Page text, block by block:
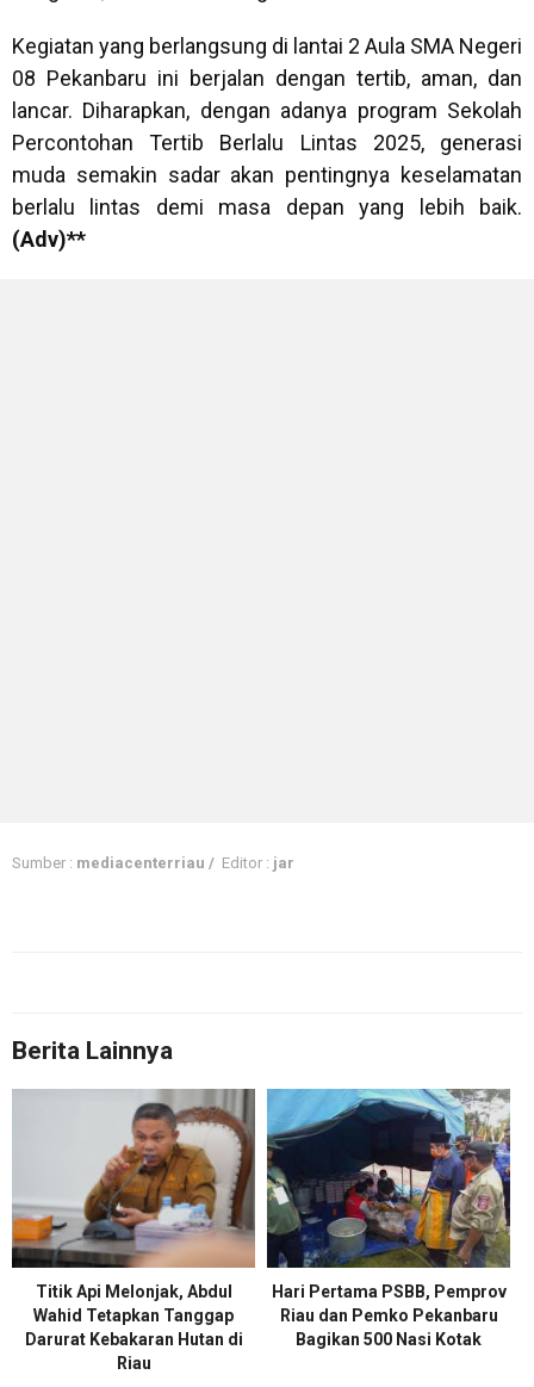
Kegiatan yang berlangsung di lantai 2 Aula SMA Negeri
08 Pekanbaru ini berjalan dengan tertib, aman, dan
lancar. Diharapkan, dengan adanya program Sekolah
Percontohan Tertib Berlalu Lintas 2025, generasi
muda semakin sadar akan pentingnya keselamatan
berlalu lintas demi masa depan yang lebih baik.
(Adv)**
Sumber : mediacenterriau / Editor : jar
Berita Lainnya
Titik Api Melonjak, Abdul
Wahid Tetapkan Tanggap
Darurat Kebakaran Hutan di
Riau
Hari Pertama PSBB, Pemprov
Riau dan Pemko Pekanbaru
Bagikan 500 Nasi Kotak